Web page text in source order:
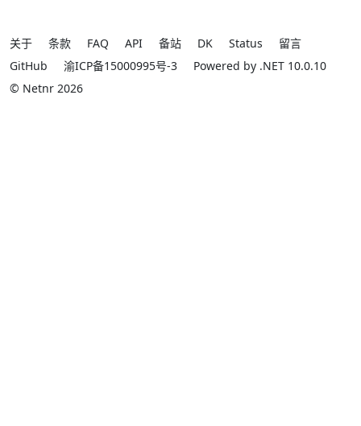
关于 条款 FAQ API 备站 DK Status
留言
GitHub
渝ICP备15000995号-3
Powered by .NET 10.0.10
© Netnr 2026